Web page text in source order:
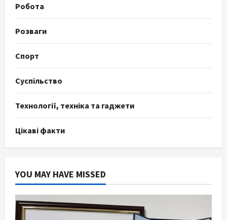
Робота
Розваги
Спорт
Суспільство
Технології, техніка та гаджети
Цікаві факти
YOU MAY HAVE MISSED